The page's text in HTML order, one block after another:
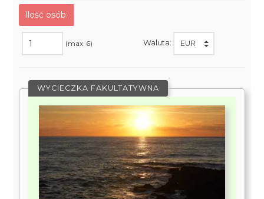
Ilość osób:
(max. 6) Waluta:
WYCIECZKA FAKULTATYWNA